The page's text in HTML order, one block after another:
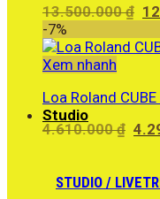
13.500.000₫ Giá
là:
-7%
Xem nhanh
Loa Roland CUBE
4.610.000₫ Giá
Studio
STUDIO /